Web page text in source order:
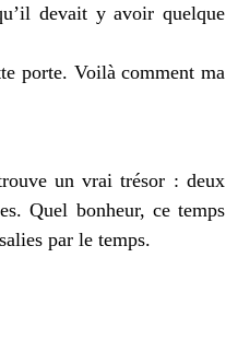
devait y avoir quelque
porte. Voilà comment ma
un vrai trésor : deux
Quel bonheur, ce temps
par le temps.